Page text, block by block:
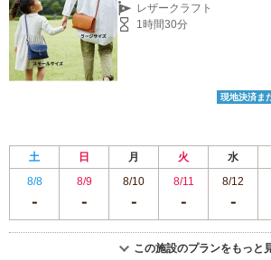
レザークラフト
1時間30分
現地決済ま
土 日 月 火 水
8/8
8/9 8/10 8/11 8/12
この施設のプランをもっと